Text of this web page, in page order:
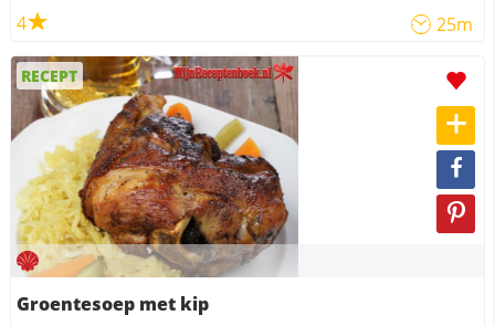
4 25m
RECEPT
Groentesoep met kip